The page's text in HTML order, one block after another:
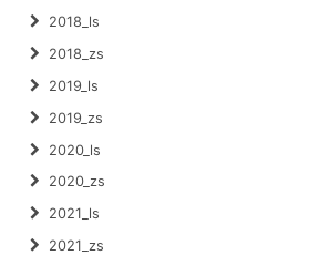
2018_ls
2018_zs
2019_ls
2019_zs
2020_ls
2020_zs
2021_ls
2021_zs